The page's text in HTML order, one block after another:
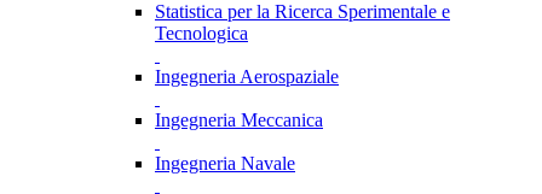
Statistica per la Ricerca Sperimentale e
Tecnologica
Ingegneria Aerospaziale
Ingegneria Meccanica
Ingegneria Navale